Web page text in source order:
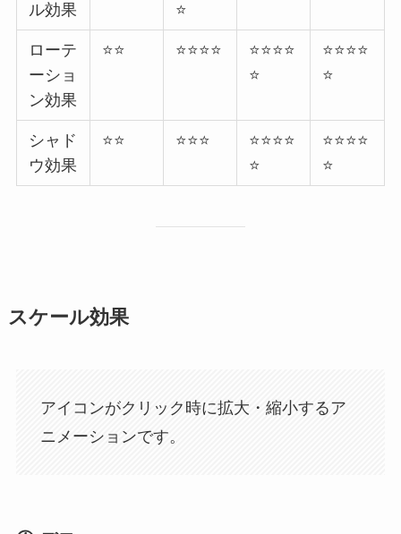
ル効果
⭐
ローテ
ーショ
ン効果
⭐⭐ ⭐⭐⭐⭐
⭐⭐⭐⭐
⭐
⭐⭐⭐⭐
⭐
シャド
ウ効果
⭐⭐ ⭐⭐⭐
⭐⭐⭐⭐
⭐
⭐⭐⭐⭐
⭐
スケール効果
アイコンがクリック時に拡大・縮小するア
ニメーションです。